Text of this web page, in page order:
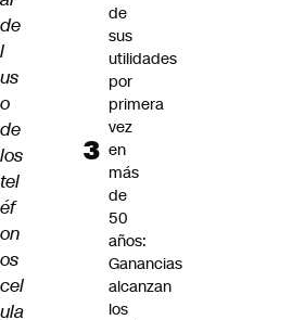
de
l
us
o
de
los
tel
éf
on
os
cel
ula
de
sus
utilidades
por
primera
vez
en
más
de
50
años:
Ganancias
alcanzan
los